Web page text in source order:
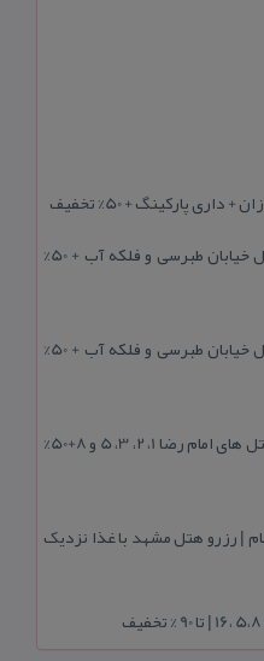
پارکینگ + 50% تخفیف
لیست هتل آپارتمان های مشهد در هتل خیابان طبرسی و فلکه آب + 50%
لیست هتل آپارتمان های مشهد در هتل خیابان طبرسی و فلکه آب + 50%
رزرو هتل در خیابان امام رضا مشهد | هتل‌ های امام رضا 1، 2، 3، 5 و 8+50%
| رزرو هتل مشهد با غذا نزدیک